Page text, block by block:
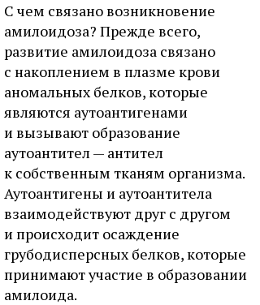
С чем связано возникновение
амилоидоза? Прежде всего,
развитие амилоидоза связано
с накоплением в плазме крови
аномальных белков, которые
являются аутоантигенами
и вызывают образование
аутоантител — антител
к собственным тканям организма.
Аутоантигены и аутоантитела
взаимодействуют друг с другом
и происходит осаждение
грубодисперсных белков, которые
принимают участие в образовании
амилоида.